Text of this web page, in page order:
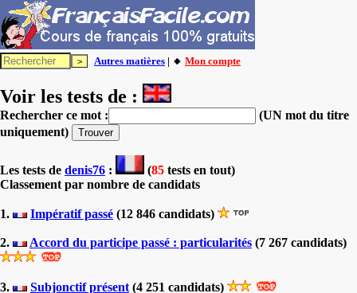
Autres matières | 🔸 Mon compte
Voir les tests de :
Rechercher ce mot :
(UN mot du titre
uniquement)
Les tests de denis76 : (85 tests en tout)
Classement par nombre de candidats
1. Impératif passé (12 846 candidats)
2. Accord du participe passé : particularités (7 267 candidats)
3. Subjonctif présent (4 251 candidats)